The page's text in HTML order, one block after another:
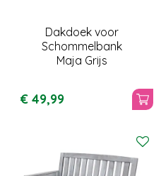
Dakdoek voor
Schommelbank
Maja Grijs
€ 49,99